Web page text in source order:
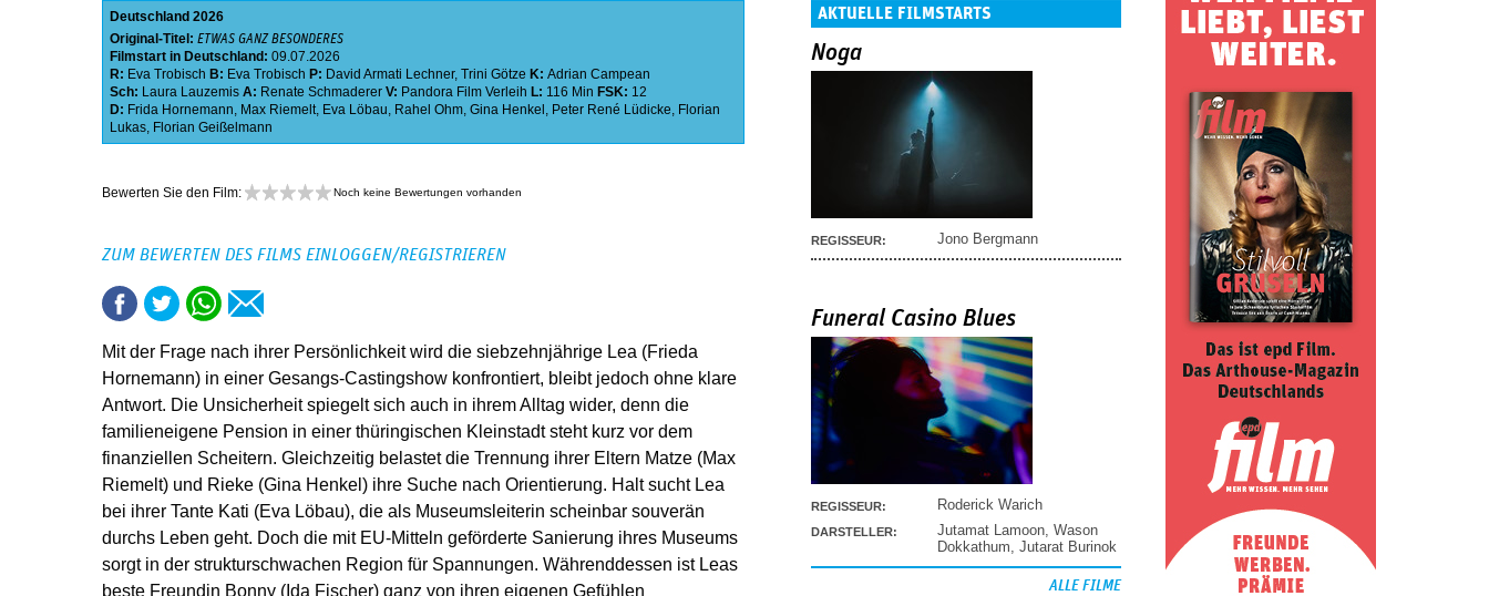
Deutschland 2026
Original-Titel: ETWAS GANZ BESONDERES
Filmstart in Deutschland: 09.07.2026
R: Eva Trobisch B: Eva Trobisch P: David Armati Lechner, Trini Götze K: Adrian Campean
Sch: Laura Lauzemis A: Renate Schmaderer V: Pandora Film Verleih L: 116 Min FSK: 12
D: Frida Hornemann, Max Riemelt, Eva Löbau, Rahel Ohm, Gina Henkel , Peter René Lüdicke, Florian
Lukas, Florian Geißelmann
Bewerten Sie den Film: Noch keine Bewertungen vorhanden
ZUM BEWERTEN DES FILMS EINLOGGEN/REGISTRIEREN
Mit der Frage nach ihrer Persönlichkeit wird die siebzehnjährige Lea (Frieda
Hornemann) in einer Gesangs-Castingshow konfrontiert, bleibt jedoch ohne klare
Antwort. Die Unsicherheit spiegelt sich auch in ihrem Alltag wider, denn die
familieneigene Pension in einer thüringischen Kleinstadt steht kurz vor dem
finanziellen Scheitern. Gleichzeitig belastet die Trennung ihrer Eltern Matze (Max
Riemelt) und Rieke (Gina Henkel) ihre Suche nach Orientierung. Halt sucht Lea
bei ihrer Tante Kati (Eva Löbau), die als Museumsleiterin scheinbar souverän
durchs Leben geht. Doch die mit EU-Mitteln geförderte Sanierung ihres Museums
sorgt in der strukturschwachen Region für Spannungen. Währenddessen ist Leas
beste Freundin Bonny (Ida Fischer) ganz von ihren eigenen Gefühlen
AKTUELLE FILMSTARTS
Noga
REGISSEUR: Jono Bergmann
Funeral Casino Blues
REGISSEUR: Roderick Warich
DARSTELLER: Jutamat Lamoon Wason
Dokkathum Jutarat Burinok
ALLE FILME